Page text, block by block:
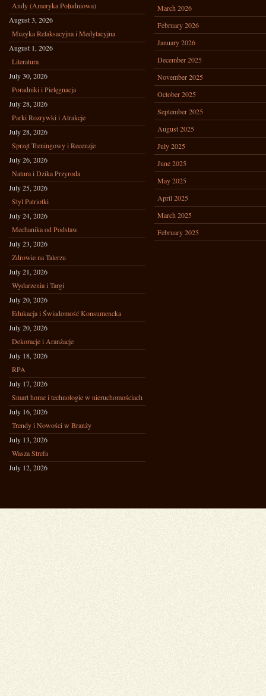
Andy (Ameryka Południowa)
August 3, 2026
Muzyka Relaksacyjna i Medytacyjna
August 1, 2026
Literatura
July 30, 2026
Poradniki i Pielęgnacja
July 28, 2026
Parki Rozrywki i Atrakcje
July 28, 2026
Sprzęt Treningowy i Recenzje
July 26, 2026
Natura i Dzika Przyroda
July 25, 2026
Styl Patriotki
July 24, 2026
Mechanika od Podstaw
July 23, 2026
Zdrowie na Talerzu
July 21, 2026
Wydarzenia i Targi
July 20, 2026
Edukacja i Świadomość Konsumencka
July 20, 2026
Dekoracje i Aranżacje
July 18, 2026
RPA
July 17, 2026
Smart home i technologie w nieruchomościach
July 16, 2026
Trendy i Nowości w Branży
July 13, 2026
Wasza Strefa
July 12, 2026
March 2026
February 2026
January 2026
December 2025
November 2025
October 2025
September 2025
August 2025
July 2025
June 2025
May 2025
April 2025
March 2025
February 2025